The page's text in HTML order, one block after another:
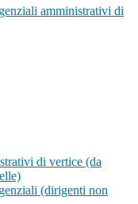
amministrativi di
di vertice (da
(dirigenti non